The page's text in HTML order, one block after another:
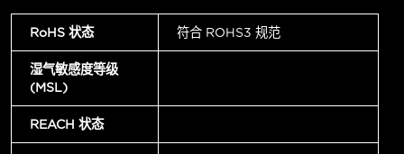
RoHS 状态 符合 ROHS3 规范
湿气敏感度等级
(MSL)
REACH 状态